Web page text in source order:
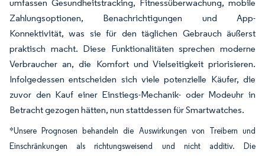
umfassen Gesundheitstracking, Fitnessüberwachung, mobile
Zahlungsoptionen, Benachrichtigungen und App-
Konnektivität, was sie für den täglichen Gebrauch äußerst
praktisch macht. Diese Funktionalitäten sprechen moderne
Verbraucher an, die Komfort und Vielseitigkeit priorisieren.
Infolgedessen entscheiden sich viele potenzielle Käufer, die
zuvor den Kauf einer Einstiegs-Mechanik- oder Modeuhr in
Betracht gezogen hätten, nun stattdessen für Smartwatches.
*Unsere Prognosen behandeln die Auswirkungen von Treibern und
Einschränkungen als richtungsweisend und nicht additiv. Die